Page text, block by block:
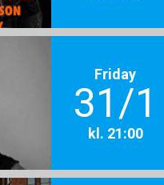
Friday
31/1
kl. 21:00